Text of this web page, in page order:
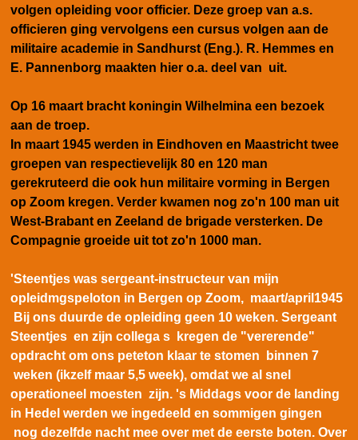
volgen opleiding voor officier. Deze groep van a.s.
officieren ging vervolgens een cursus volgen aan de
militaire academie in Sandhurst (Eng.). R. Hemmes en
E. Pannenborg maakten hier o.a. deel van uit.
Op 16 maart bracht koningin Wilhelmina een bezoek
aan de troep.
In maart 1945 werden in Eindhoven en Maastricht twee
groepen van respectievelijk 80 en 120 man
gerekruteerd die ook hun militaire vorming in Bergen
op Zoom kregen. Verder kwamen nog zo'n 100 man uit
West-Brabant en Zeeland de brigade versterken. De
Compagnie groeide uit tot zo'n 1000 man.
'Steentjes was sergeant-instructeur van mijn
opleidmgspeloton in Bergen op Zoom, maart/april1945
Bij ons duurde de opleiding geen 10 weken. Sergeant
Steentjes en zijn collega s kregen de "vererende"
opdracht om ons peteton klaar te stomen binnen 7
weken (ikzelf maar 5,5 week), omdat we al snel
operationeel moesten zijn. 's Middags voor de landing
in Hedel werden we ingedeeld en sommigen gingen
nog dezelfde nacht mee over met de eerste boten. Over